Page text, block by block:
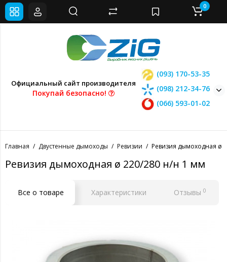
Официальный сайт производителя
Покупай безопасно!
(093) 170-53-35
(098) 212-34-76
(066) 593-01-02
0
Главная Двустенные дымоходы Ревизии Ревизия дымоходная ø
Ревизия дымоходная ø 220/280 н/н 1 мм
Все о товаре Характеристики Отзывы 0